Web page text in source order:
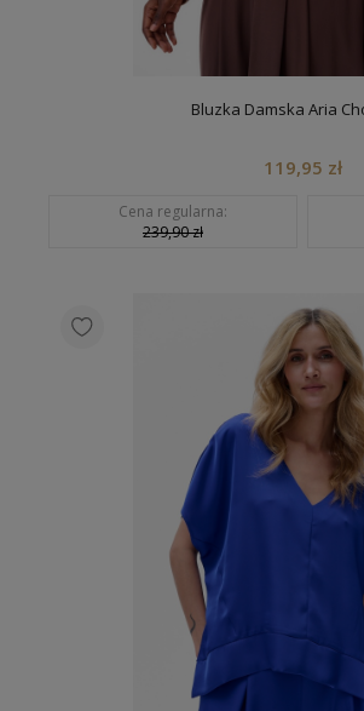
Bluzka Damska Aria
119,95 zł
Cena regularna:
239,90 zł